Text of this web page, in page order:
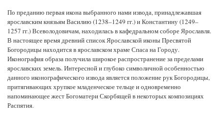
По преданию первая икона выбранного нами извода, принадлежавшая
ярославским князьям Василию (1238–1249 гг.) и Константину (1249–
1257 гг.) Всеволодовичам, находилась в кафедральном соборе Ярославля.
В настоящее время древний список Ярославской иконы Пресвятой
Богородицы находится в ярославском храме Спаса на Городу.
Иконография образа получила широкое распространение за пределами
ярославских земель. Интересной и глубоко символичной особенностью
данного иконографического извода является положение рук Богородицы,
притягивающих хрупкое младенческое тельце и одновременно
напоминающее жест Богоматери Скорбящей в некоторых композициях
Распятия.